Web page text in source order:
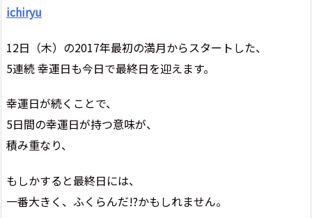
ichiryu
12日（木）の2017年最初の満月からスタートした、
5連続 幸運日も今日で最終日を迎えます。
幸運日が続くことで、
5日間の幸運日が持つ意味が、
積み重なり、
もしかすると最終日には、
一番大きく、ふくらんだ!?かもしれません。